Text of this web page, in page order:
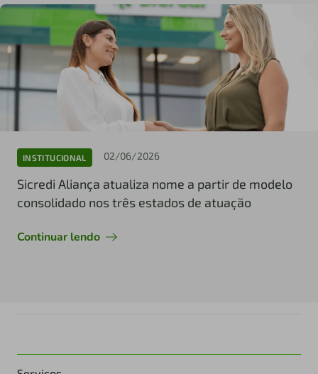
INSTITUCIONAL 02/06/2026
Sicredi Aliança atualiza nome a partir de modelo
consolidado nos três estados de atuação
Continuar lendo